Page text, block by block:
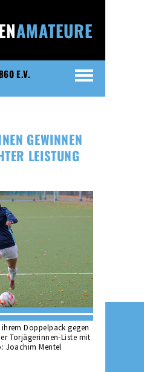
E.V.
AMATEURE
GEWINNEN
LEISTUNG
Doppelpack gegen
Torjägerinnen-Liste mit
Joachim Mentel